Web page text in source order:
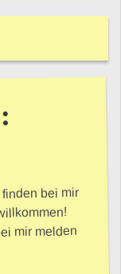
bei mir
mir melden